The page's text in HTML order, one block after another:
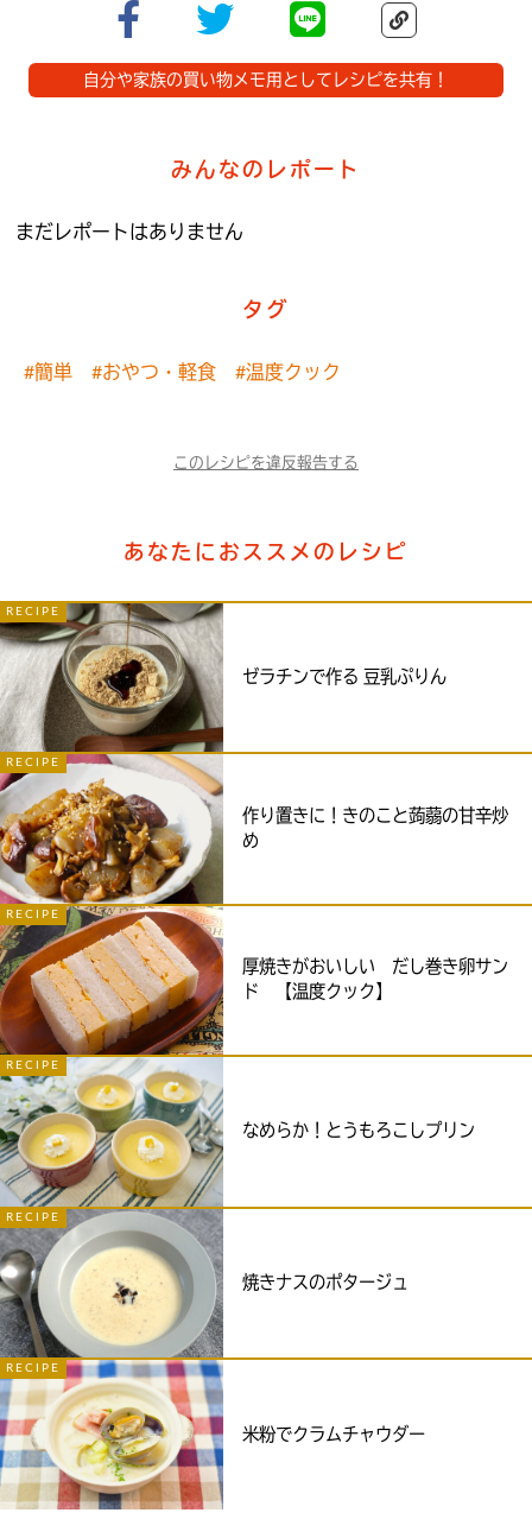
自分や家族の買い物メモ用としてレシピを共有！
みんなのレポート
まだレポートはありません
タグ
#簡単 #おやつ・軽食 #温度クック
このレシピを違反報告する
あなたにおススメのレシピ
RECIPE
ゼラチンで作る 豆乳ぷりん
RECIPE
作り置きに！きのこと蒟蒻の甘辛炒
め
RECIPE
厚焼きがおいしい だし巻き卵サン
ド 【温度クック】
RECIPE
なめらか！とうもろこしプリン
RECIPE
焼きナスのポタージュ
RECIPE
米粉でクラムチャウダー